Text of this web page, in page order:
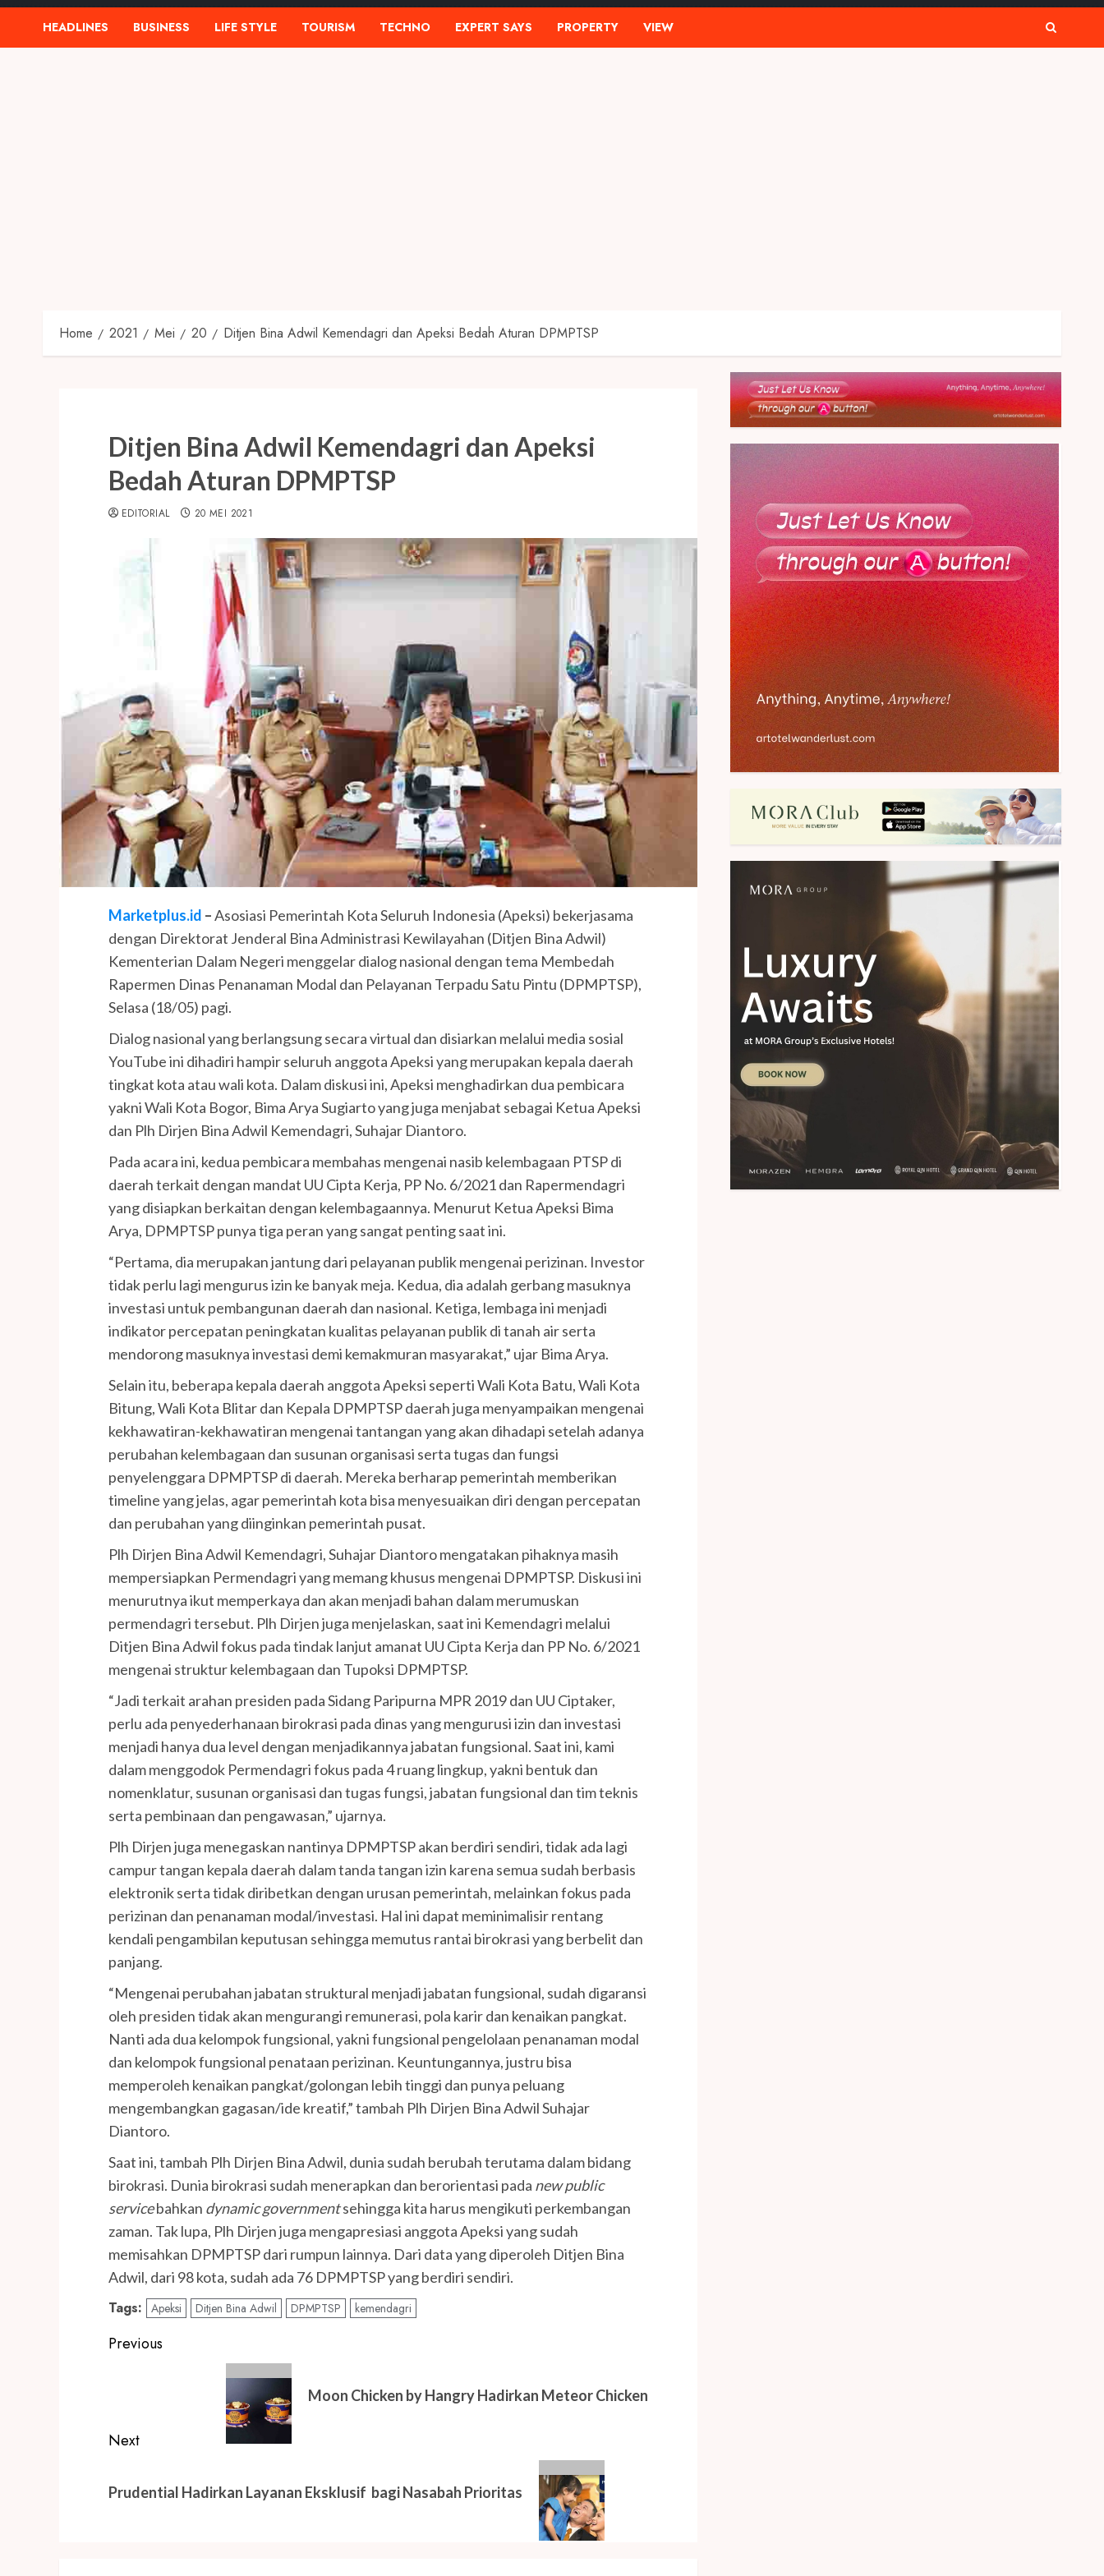
HEADLINES BUSINESS LIFE STYLE TOURISM TECHNO EXPERT SAYS PROPERTY VIEW
Home 2021 Mei 20 Ditjen Bina Adwil Kemendagri dan Apeksi Bedah Aturan DPMPTSP
Ditjen Bina Adwil Kemendagri dan Apeksi
Bedah Aturan DPMPTSP
EDITORIAL 20 MEI 2021
Marketplus.id –Asosiasi Pemerintah Kota Seluruh Indonesia (Apeksi) bekerjasama
dengan Direktorat Jenderal Bina Administrasi Kewilayahan (Ditjen Bina Adwil)
Kementerian Dalam Negeri menggelar dialog nasional dengan tema Membedah
Rapermen Dinas Penanaman Modal dan Pelayanan Terpadu Satu Pintu (DPMPTSP),
Selasa (18/05) pagi.
Dialog nasional yang berlangsung secara virtual dan disiarkan melalui media sosial
YouTube ini dihadiri hampir seluruh anggota Apeksi yang merupakan kepala daerah
tingkat kota atau wali kota. Dalam diskusi ini, Apeksi menghadirkan dua pembicara
yakni Wali Kota Bogor, Bima Arya Sugiarto yang juga menjabat sebagai Ketua Apeksi
dan Plh Dirjen Bina Adwil Kemendagri, Suhajar Diantoro.
Pada acara ini, kedua pembicara membahas mengenai nasib kelembagaan PTSP di
daerah terkait dengan mandat UU Cipta Kerja, PP No. 6/2021 dan Rapermendagri
yang disiapkan berkaitan dengan kelembagaannya. Menurut Ketua Apeksi Bima
Arya, DPMPTSP punya tiga peran yang sangat penting saat ini.
“Pertama, dia merupakan jantung dari pelayanan publik mengenai perizinan. Investor
tidak perlu lagi mengurus izin ke banyak meja. Kedua, dia adalah gerbang masuknya
investasi untuk pembangunan daerah dan nasional. Ketiga, lembaga ini menjadi
indikator percepatan peningkatan kualitas pelayanan publik di tanah air serta
mendorong masuknya investasi demi kemakmuran masyarakat,” ujar Bima Arya.
Selain itu, beberapa kepala daerah anggota Apeksi seperti Wali Kota Batu, Wali Kota
Bitung, Wali Kota Blitar dan Kepala DPMPTSP daerah juga menyampaikan mengenai
kekhawatiran-kekhawatiran mengenai tantangan yang akan dihadapi setelah adanya
perubahan kelembagaan dan susunan organisasi serta tugas dan fungsi
penyelenggara DPMPTSP di daerah. Mereka berharap pemerintah memberikan
timeline yang jelas, agar pemerintah kota bisa menyesuaikan diri dengan percepatan
dan perubahan yang diinginkan pemerintah pusat.
Plh Dirjen Bina Adwil Kemendagri, Suhajar Diantoro mengatakan pihaknya masih
mempersiapkan Permendagri yang memang khusus mengenai DPMPTSP. Diskusi ini
menurutnya ikut memperkaya dan akan menjadi bahan dalam merumuskan
permendagri tersebut. Plh Dirjen juga menjelaskan, saat ini Kemendagri melalui
Ditjen Bina Adwil fokus pada tindak lanjut amanat UU Cipta Kerja dan PP No. 6/2021
mengenai struktur kelembagaan dan Tupoksi DPMPTSP.
“Jadi terkait arahan presiden pada Sidang Paripurna MPR 2019 dan UU Ciptaker,
perlu ada penyederhanaan birokrasi pada dinas yang mengurusi izin dan investasi
menjadi hanya dua level dengan menjadikannya jabatan fungsional. Saat ini, kami
dalam menggodok Permendagri fokus pada 4 ruang lingkup, yakni bentuk dan
nomenklatur, susunan organisasi dan tugas fungsi, jabatan fungsional dan tim teknis
serta pembinaan dan pengawasan,” ujarnya.
Plh Dirjen juga menegaskan nantinya DPMPTSP akan berdiri sendiri, tidak ada lagi
campur tangan kepala daerah dalam tanda tangan izin karena semua sudah berbasis
elektronik serta tidak diribetkan dengan urusan pemerintah, melainkan fokus pada
perizinan dan penanaman modal/investasi. Hal ini dapat meminimalisir rentang
kendali pengambilan keputusan sehingga memutus rantai birokrasi yang berbelit dan
panjang.
“Mengenai perubahan jabatan struktural menjadi jabatan fungsional, sudah digaransi
oleh presiden tidak akan mengurangi remunerasi, pola karir dan kenaikan pangkat.
Nanti ada dua kelompok fungsional, yakni fungsional pengelolaan penanaman modal
dan kelompok fungsional penataan perizinan. Keuntungannya, justru bisa
memperoleh kenaikan pangkat/golongan lebih tinggi dan punya peluang
mengembangkan gagasan/ide kreatif,” tambah Plh Dirjen Bina Adwil Suhajar
Diantoro.
Saat ini, tambah Plh Dirjen Bina Adwil, dunia sudah berubah terutama dalam bidang
birokrasi. Dunia birokrasi sudah menerapkan dan berorientasi pada new public
servicebahkan dynamic governmentsehingga kita harus mengikuti perkembangan
zaman. Tak lupa, Plh Dirjen juga mengapresiasi anggota Apeksi yang sudah
memisahkan DPMPTSP dari rumpun lainnya. Dari data yang diperoleh Ditjen Bina
Adwil, dari 98 kota, sudah ada 76 DPMPTSP yang berdiri sendiri.
Tags: Apeksi Ditjen Bina Adwil DPMPTSP kemendagri
Post
navigation
Previous
Moon Chicken by Hangry Hadirkan Meteor Chicken
Next
post:
Prudential Hadirkan Layanan Eksklusif bagi Nasabah Prioritas